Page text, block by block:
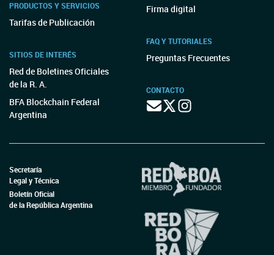
PRODUCTOS Y SERVICIOS
Tarifas de Publicación
SITIOS DE INTERÉS
Red de Boletines Oficiales
de la R. A.
BFA Blockchain Federal
Argentina
Firma digital
FAQ Y TUTORIALES
Preguntas Frecuentes
CONTACTO
Secretaría
Legal y Técnica
Boletín Oficial
de la República Argentina